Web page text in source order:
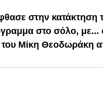
στην κατάκτηση
στο σόλο, με...
του Μίκη Θεοδωράκη